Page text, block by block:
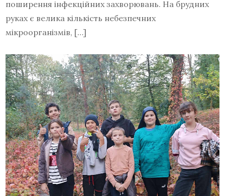
поширення інфекційних захворювань. На брудних
руках є велика кількість небезпечних
мікроорганізмів, […]